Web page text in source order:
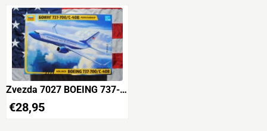
Zvezda 7027 BOEING 737-
700/C-40B Airliner
€28,95